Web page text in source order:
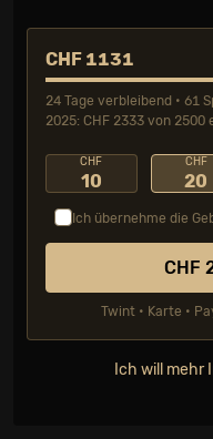
CHF 1131
24 Tage verbleibend • 61
2025: CHF 2333 von 2500
CHF
10
CHF
20
Ich übernehme die
CHF
Twint • Karte •
Ich will mehr